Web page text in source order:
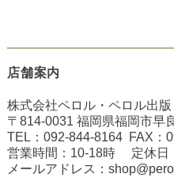
店舗案内
株式会社ペロル・ペロル出版
〒814-0031 福岡県福岡市早
TEL： 092-844-8164FAX：
営業時間：10-18時 定休日
メールアドレス：